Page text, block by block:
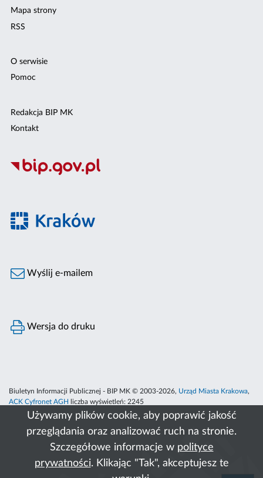
Używamy plików cookie, aby poprawić jakość
przeglądania oraz analizować ruch na stronie.
Szczegółowe informacje w polityce
prywatności. Klikając "Tak", akceptujesz te
Mapa strony
RSS
O serwisie
Pomoc
Redakcja BIP MK
Kontakt
Wyślij e-mailem
Wersja do druku
Biuletyn Informacji Publicznej - BIP MK © 2003-2026, Urząd Miasta Krakowa,
ACK Cyfronet AGH
liczba wyświetleń: 2245